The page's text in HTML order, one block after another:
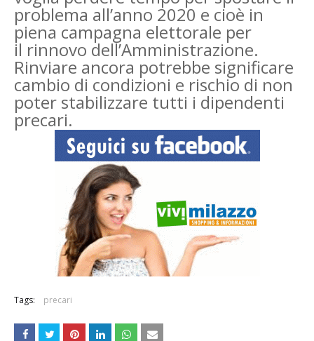
problema all’anno 2020 e cioè in
piena campagna elettorale per
il rinnovo dell’Amministrazione.
Rinviare ancora potrebbe significare
cambio di condizioni e rischio di non
poter stabilizzare tutti i dipendenti
precari.
Tags: precari